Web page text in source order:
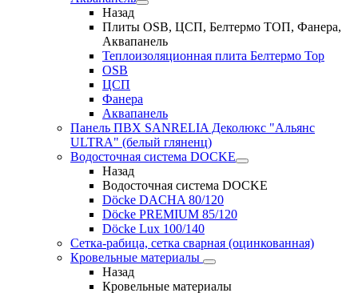
Назад
Плиты OSB, ЦСП, Белтермо ТОП, Фанера,
Аквапанель
Теплоизоляционная плита Белтермо Top
OSB
ЦСП
Фанера
Аквапанель
Панель ПВХ SANRELIA Деколюкс "Альянс
ULTRA" (белый гляненц)
Водосточная система DOCKE
Назад
Водосточная система DOCKE
Döсkе DACHA 80/120
Döcke PREMIUM 85/120
Döсkе Luх 100/140
Сетка-рабица, сетка сварная (оцинкованная)
Кровельные материалы
Назад
Кровельные материалы